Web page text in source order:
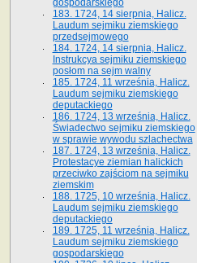
gospodarskiego
183. 1724, 14 sierpnia, Halicz.
Laudum sejmiku ziemskiego
przedsejmowego
184. 1724, 14 sierpnia, Halicz.
Instrukcya sejmiku ziemskiego
posłom na sejm walny
185. 1724, 11 września, Halicz.
Laudum sejmiku ziemskiego
deputackiego
186. 1724, 13 września, Halicz.
Świadectwo sejmiku ziemskiego
w sprawie wywodu szlachectwa
187. 1724, 13 września, Halicz.
Protestacye ziemian halickich
przeciwko zajściom na sejmiku
ziemskim
188. 1725, 10 września, Halicz.
Laudum sejmiku ziemskiego
deputackiego
189. 1725, 11 września, Halicz.
Laudum sejmiku ziemskiego
gospodarskiego